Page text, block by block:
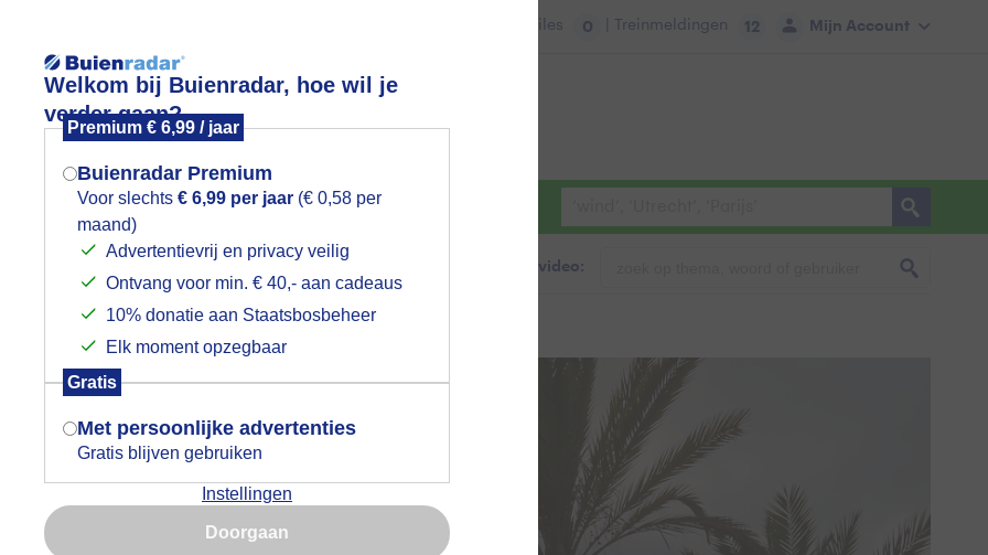
Welkom bij Buienradar, hoe wil je
verder gaan?
Premium € 6,99 / jaar
Buienradar Premium
Voor slechts € 6,99 per jaar (€ 0,58 per
maand)
Advertentievrij en privacy veilig
Ontvang voor min. € 40,- aan cadeaus
10% donatie aan Staatsbosbeheer
Elk moment opzegbaar
Gratis
Met persoonlijke advertenties
Gratis blijven gebruiken
Instellingen
Doorgaan
Mijn Account
Files 0 | Treinmeldingen 12
Foto en video Weerzine
Zoeken in foto & video:
Mogen we je locatie gebruiken voor
het weer?
Indien je hier nog geen akkoord op hebt
gegeven, verschijnt er zo een pop-up uit
je browser waarin deze toestemming
gevraagd wordt.
Is goed, toon de popup
Nu niet, misschien later